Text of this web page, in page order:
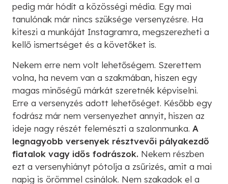
pedig már hódít a közösségi média. Egy mai
tanulónak már nincs szüksége versenyzésre. Ha
kiteszi a munkáját Instagramra, megszerezheti a
kellő ismertséget és a követőket is.
Nekem erre nem volt lehetőségem. Szerettem
volna, ha nevem van a szakmában, hiszen egy
magas minőségű márkát szeretnék képviselni.
Erre a versenyzés adott lehetőséget. Később egy
fodrász már nem versenyezhet annyit, hiszen az
ideje nagy részét felemészti a szalonmunka. A
legnagyobb versenyek résztvevői pályakezdő
fiatalok vagy idős fodrászok. Nekem részben
ezt a versenyhiányt pótolja a zsűrizés, amit a mai
napig is örömmel csinálok. Nem szakadok el a